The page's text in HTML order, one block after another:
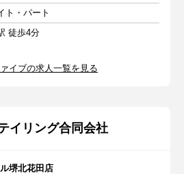
ト・パート
徒歩4分
イブの求人一覧を見る
イリング合同会社
堺北花田店